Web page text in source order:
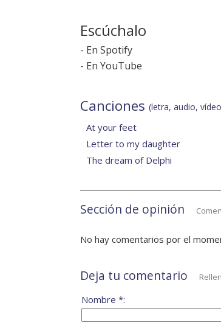
Escúchalo
- En Spotify
- En YouTube
Canciones (letra, audio,
At your feet
Letter to my daughter
The dream of Delphi
Sección de opinión
No hay comentarios por el
Deja tu comentario
Nombre *: